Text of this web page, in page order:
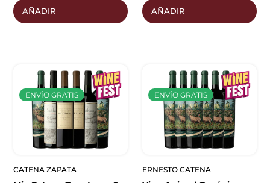
AÑADIR AÑADIR
ENVÍO GRATIS
CATENA ZAPATA
ENVÍO GRATIS
ERNESTO CATENA